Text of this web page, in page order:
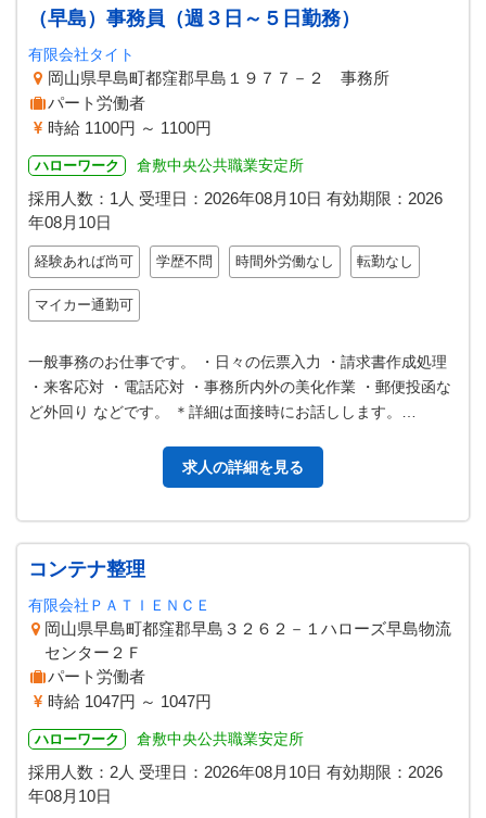
（早島）事務員（週３日～５日勤務）
有限会社タイト
岡山県早島町都窪郡早島１９７７－２ 事務所
パート労働者
時給 1100円 ～ 1100円
ハローワーク 倉敷中央公共職業安定所
採用人数：1人 受理日： 2026年08月10日 有効期限： 2026
年08月10日
経験あれば尚可 学歴不問 時間外労働なし 転勤なし
マイカー通勤可
一般事務のお仕事です。 ・日々の伝票入力 ・請求書作成処理
・来客応対 ・電話応対 ・事務所内外の美化作業 ・郵便投函な
ど外回り などです。 ＊詳細は面接時にお話しします。
求人の詳細を見る
コンテナ整理
有限会社ＰＡＴＩＥＮＣＥ
岡山県早島町都窪郡早島３２６２－１ハローズ早島物流
センター２Ｆ
パート労働者
時給 1047円 ～ 1047円
ハローワーク 倉敷中央公共職業安定所
採用人数：2人 受理日： 2026年08月10日 有効期限： 2026
年08月10日